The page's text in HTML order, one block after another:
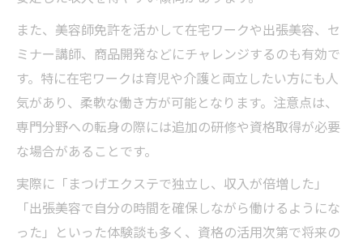
また、美容師免許を活かして在宅ワークや出張美容、セ
ミナー講師、商品開発などにチャレンジするのも有効で
す。特に在宅ワークは育児や介護と両立したい方にも人
気があり、柔軟な働き方が可能となります。注意点は、
専門分野への転身の際には追加の研修や資格取得が必要
な場合があることです。
実際に「まつげエクステで独立し、収入が倍増した」
「出張美容で自分の時間を確保しながら働けるようにな
った」といった体験談も多く、資格の活用次第で将来の